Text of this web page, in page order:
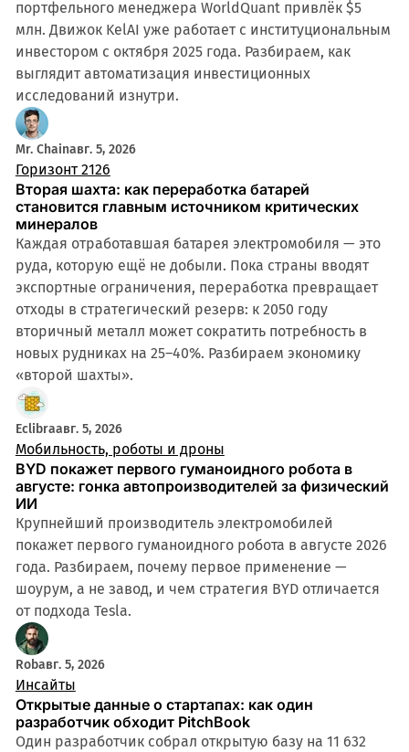
портфельного менеджера WorldQuant привлёк $5
млн. Движок KelAI уже работает с институциональным
инвестором с октября 2025 года. Разбираем, как
выглядит автоматизация инвестиционных
исследований изнутри.
Mr. Chainавг. 5, 2026
Горизонт 2126
Вторая шахта: как переработка батарей
становится главным источником критических
минералов
Каждая отработавшая батарея электромобиля — это
руда, которую ещё не добыли. Пока страны вводят
экспортные ограничения, переработка превращает
отходы в стратегический резерв: к 2050 году
вторичный металл может сократить потребность в
новых рудниках на 25–40%. Разбираем экономику
«второй шахты».
Eclibraавг. 5, 2026
Мобильность, роботы и дроны
BYD покажет первого гуманоидного робота в
августе: гонка автопроизводителей за физический
ИИ
Крупнейший производитель электромобилей
покажет первого гуманоидного робота в августе 2026
года. Разбираем, почему первое применение —
шоурум, а не завод, и чем стратегия BYD отличается
от подхода Tesla.
Robавг. 5, 2026
Инсайты
Открытые данные о стартапах: как один
разработчик обходит PitchBook
Один разработчик собрал открытую базу на 11 632